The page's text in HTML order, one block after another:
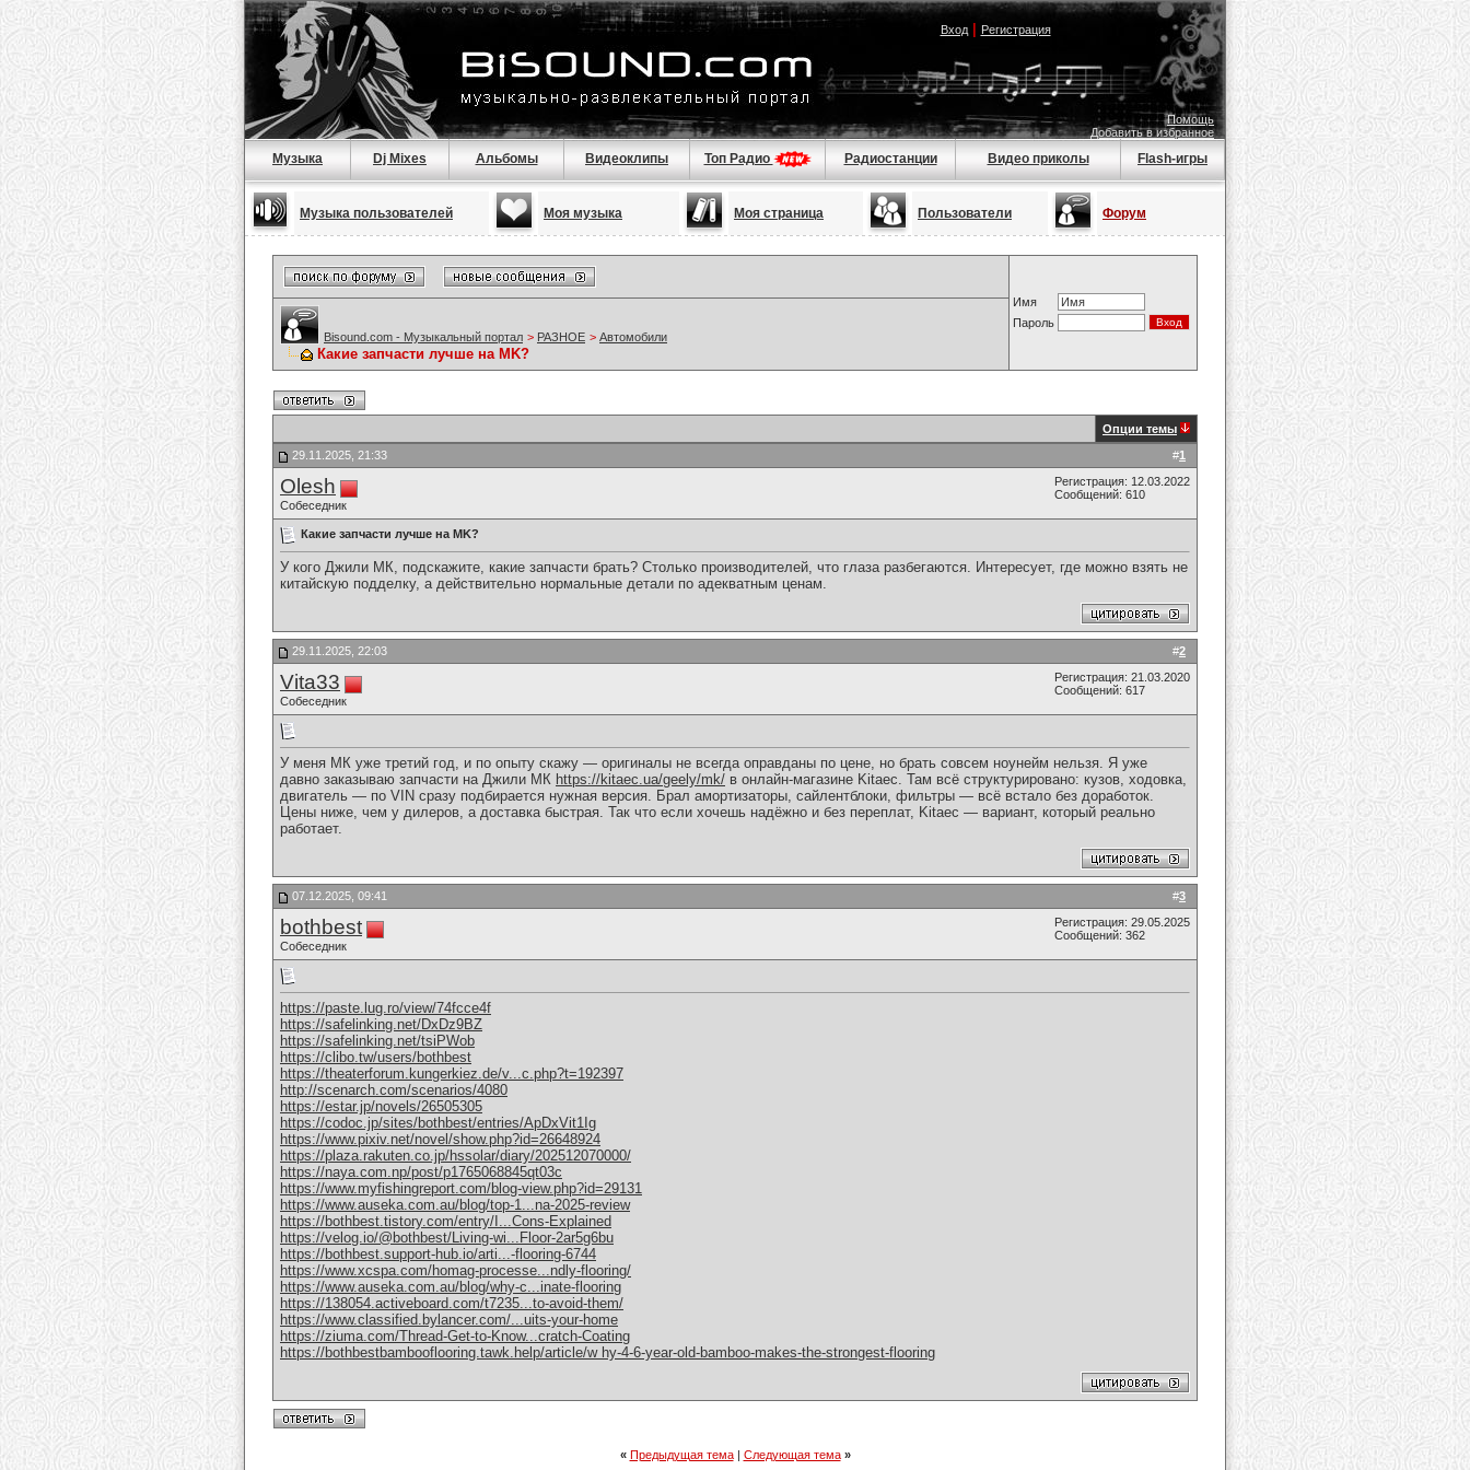
Вход| Регистрация
Помощь
Добавить в избранное
Музыка Dj Mixes Альбомы Видеоклипы Топ Радио Радиостанции Видео приколы Flash-игры
Музыка пользователей Моя музыка Моя страница Пользователи Форум
Имя
Пароль
Bisound.com - Музыкальный портал > РАЗНОЕ > Автомобили
Какие запчасти лучше на MK?
Опции темы
#1
29.11.2025, 21:33
Olesh
Собеседник
Регистрация: 12.03.2022
Сообщений: 610
Какие запчасти лучше на MK?
У кого Джили МК, подскажите, какие запчасти брать? Столько производителей, что глаза разбегаются. Интересует, где можно взять не
китайскую подделку, а действительно нормальные детали по адекватным ценам.
#2
29.11.2025, 22:03
Vita33
Собеседник
Регистрация: 21.03.2020
Сообщений: 617
У меня МК уже третий год, и по опыту скажу — оригиналы не всегда оправданы по цене, но брать совсем ноунейм нельзя. Я уже
давно заказываю запчасти на Джили МК https://kitaec.ua/geely/mk/ в онлайн-магазине Kitaec. Там всё структурировано: кузов, ходовка,
двигатель — по VIN сразу подбирается нужная версия. Брал амортизаторы, сайлентблоки, фильтры — всё встало без доработок.
Цены ниже, чем у дилеров, а доставка быстрая. Так что если хочешь надёжно и без переплат, Kitaec — вариант, который реально
работает.
#3
07.12.2025, 09:41
bothbest
Собеседник
Регистрация: 29.05.2025
Сообщений: 362
https://paste.lug.ro/view/74fcce4f
https://safelinking.net/DxDz9BZ
https://safelinking.net/tsiPWob
https://clibo.tw/users/bothbest
https://theaterforum.kungerkiez.de/v...c.php?t=192397
http://scenarch.com/scenarios/4080
https://estar.jp/novels/26505305
https://codoc.jp/sites/bothbest/entries/ApDxVit1Ig
https://www.pixiv.net/novel/show.php?id=26648924
https://plaza.rakuten.co.jp/hssolar/diary/202512070000/
https://naya.com.np/post/p1765068845qt03c
https://www.myfishingreport.com/blog-view.php?id=29131
https://www.auseka.com.au/blog/top-1...na-2025-review
https://bothbest.tistory.com/entry/I...Cons-Explained
https://velog.io/@bothbest/Living-wi...Floor-2ar5g6bu
https://bothbest.support-hub.io/arti...-flooring-6744
https://www.xcspa.com/homag-processe...ndly-flooring/
https://www.auseka.com.au/blog/why-c...inate-flooring
https://138054.activeboard.com/t7235...to-avoid-them/
https://www.classified.bylancer.com/...uits-your-home
https://ziuma.com/Thread-Get-to-Know...cratch-Coating
https://bothbestbambooflooring.tawk.help/article/w hy-4-6-year-old-bamboo-makes-the-strongest-flooring
« Предыдущая тема| Следующая тема »